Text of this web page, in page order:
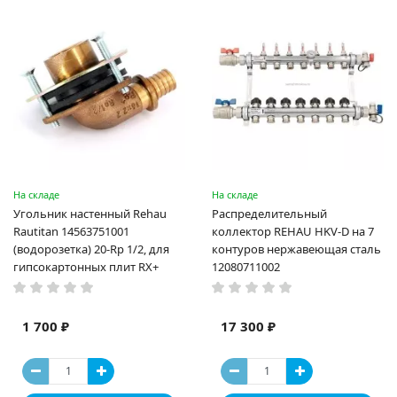
На складе
Угольник настенный Rehau
Rautitan 14563751001
(водорозетка) 20-Rp 1/2, для
гипсокартонных плит RX+
1 700 ₽
На складе
Распределительный
коллектор REHAU HKV-D на 7
контуров нержавеющая сталь
12080711002
17 300 ₽